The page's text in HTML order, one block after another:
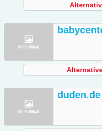
duden.de